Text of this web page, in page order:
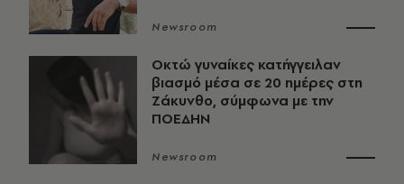
Newsroom
Οκτώ γυναίκες κατήγγειλαν
βιασμό μέσα σε 20 ημέρες στη
Ζάκυνθο, σύμφωνα με την
ΠΟΕΔΗΝ
Newsroom